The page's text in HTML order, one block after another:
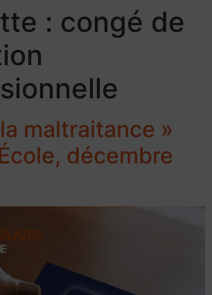
: congé de
maltraitance »
décembre